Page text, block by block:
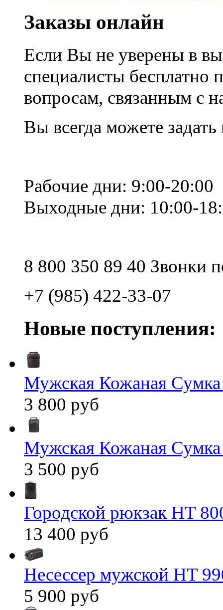
Заказы онлайн
Если Вы не уверены в
специалисты
вопросам, связанным с
Вы всегда можете
Рабочие дни: 9:00-20:00
Выходные дни: 10:00-
8 800 350 89 40 Звонки
+7 (985) 422-33-07
Новые поступления:
Мужская Кожаная
3 800 руб
Мужская Кожаная
3 500 руб
Городской рюкзак HT
13 400 руб
Несессер мужской HT
5 900 руб